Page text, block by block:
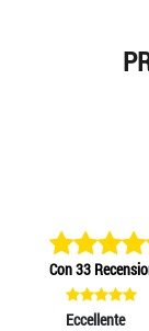
Con 33
Eccellente
Eccellente